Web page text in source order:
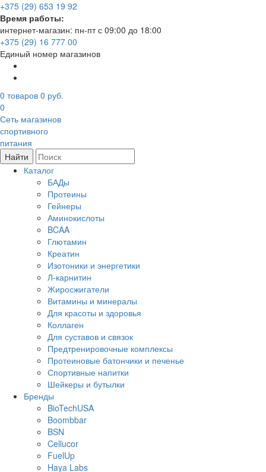
+375 (29) 653 19 92
Время работы:
интернет-магазин: пн-пт с 09:00 до 18:00
+375 (29) 16 777 00
Единый номер магазинов
0 товаров 0 руб.
0
Сеть магазинов
спортивного
питания
Найти
Каталог
БАДы
Протеины
Гейнеры
Аминокислоты
BCAA
Глютамин
Креатин
Изотоники и энергетики
Л-карнитин
Жиросжигатели
Витамины и минералы
Для красоты и здоровья
Коллаген
Для суставов и связок
Предтренировочные комплексы
Протеиновые батончики и печенье
Спортивные напитки
Шейкеры и бутылки
Бренды
BioTechUSA
Boombbar
BSN
Cellucor
FuelUp
Haya Labs